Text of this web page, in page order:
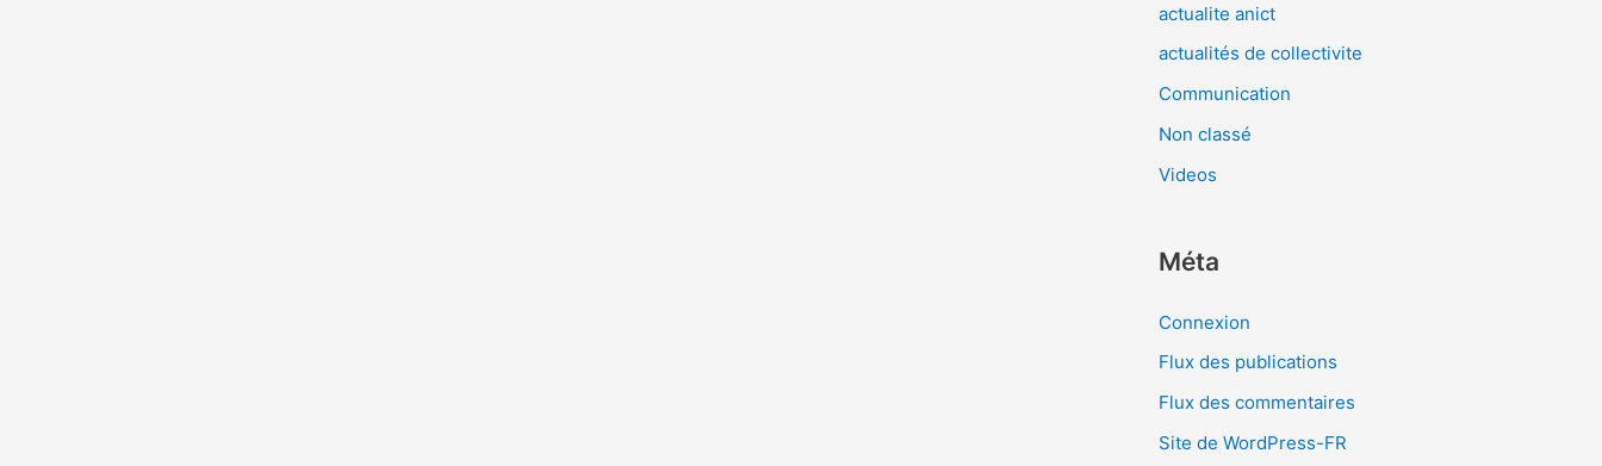
actualite anict
actualités de collectivite
Communication
Non classé
Videos
Méta
Connexion
Flux des publications
Flux des commentaires
Site de WordPress-FR